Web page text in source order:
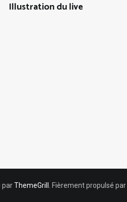
Illustration du live
parThemeGrill . Fièrement propulsé par